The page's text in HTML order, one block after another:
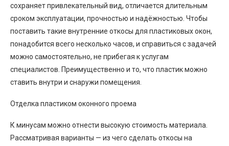
сохраняет привлекательный вид, отличается длительным
сроком эксплуатации, прочностью и надёжностью. Чтобы
поставить такие внутренние откосы для пластиковых окон,
понадобится всего несколько часов, и справиться с задачей
можно самостоятельно, не прибегая к услугам
специалистов. Преимущественно и то, что пластик можно
ставить внутри и снаружи помещения.
Отделка пластиком оконного проема
К минусам можно отнести высокую стоимость материала.
Рассматривая варианты — из чего сделать откосы на